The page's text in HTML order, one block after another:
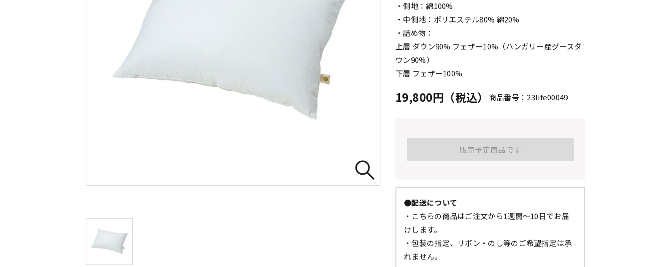
・側地：綿100%
・中側地：ポリエステル80% 綿20%
・詰め物：
上層 ダウン90% フェザー10%（ハンガリー産グースダ
ウン90%）
下層 フェザー100%
19,800円（税込） 商品番号：23life00049
販売予定商品です
●配送について
・こちらの商品はご注文から1週間～10日でお届
けします。
・包装の指定、リボン・のし等のご希望指定は承
れません。